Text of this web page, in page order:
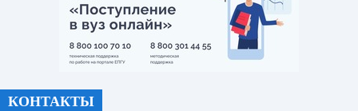
КОНТАКТЫ